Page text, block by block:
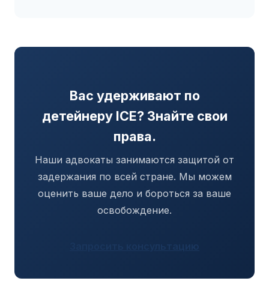
Вас удерживают по
детейнеру ICE? Знайте свои
права.
Наши адвокаты занимаются защитой от
задержания по всей стране. Мы можем
оценить ваше дело и бороться за ваше
освобождение.